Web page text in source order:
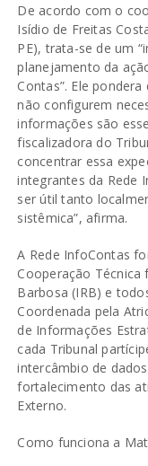
De acordo com o
Isídio de Freitas
PE), trata-se de um
planejamento da
Contas”. Ele
não configurem
informações são
fiscalizadora do
concentrar essa
integrantes da Rede
ser útil tanto
sistêmica”, afirma.
A Rede InfoContas
Cooperação
Barbosa (IRB) e
Coordenada pela
de Informações
cada Tribunal
intercâmbio de
fortalecimento das
Externo.
Como funciona a